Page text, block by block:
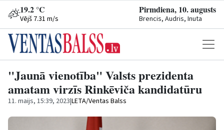
19.2 °C
Vējš 7.31 m/s
Pirmdiena, 10. augusts
Brencis, Audris, Inuta
"Jaunā vienotība" Valsts prezidenta
amatam virzīs Rinkēviča kandidatūru
11. maijs, 15:39, 2023|LETA/Ventas Balss